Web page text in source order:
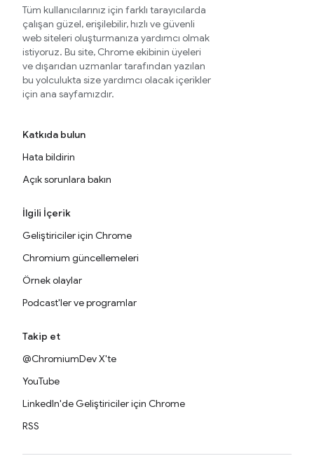
Tüm kullanıcılarınız için farklı tarayıcılarda
çalışan güzel, erişilebilir, hızlı ve güvenli
web siteleri oluşturmanıza yardımcı olmak
istiyoruz. Bu site, Chrome ekibinin üyeleri
ve dışarıdan uzmanlar tarafından yazılan
bu yolculukta size yardımcı olacak içerikler
için ana sayfamızdır.
Katkıda bulun
Hata bildirin
Açık sorunlara bakın
İlgili İçerik
Geliştiriciler için Chrome
Chromium güncellemeleri
Örnek olaylar
Podcast'ler ve programlar
Takip et
@ChromiumDev X'te
YouTube
LinkedIn'de Geliştiriciler için Chrome
RSS